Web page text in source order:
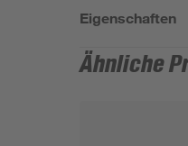
Eigenschaften
Ähnliche